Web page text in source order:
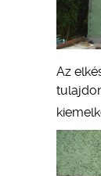
Az